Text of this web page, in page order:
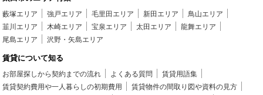
藪塚エリア 強戸エリア 毛里田エリア 新田エリア
鳥山エリア
韮川エリア
木崎エリア 宝泉エリア 太田エリア
龍舞エリア
尾島エリア
沢野・矢島エリア
賃貸について知る
お部屋探しから契約までの流れ よくある質問
賃貸用語集
賃貸契約費用や一人暮らしの初期費用
賃貸物件の間取り図や資料の見方